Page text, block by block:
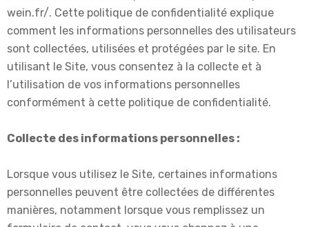
wein.fr/. Cette politique de confidentialité explique
comment les informations personnelles des utilisateurs
sont collectées, utilisées et protégées par le site. En
utilisant le Site, vous consentez à la collecte et à
l’utilisation de vos informations personnelles
conformément à cette politique de confidentialité.
Collecte des informations personnelles :
Lorsque vous utilisez le Site, certaines informations
personnelles peuvent être collectées de différentes
manières, notamment lorsque vous remplissez un